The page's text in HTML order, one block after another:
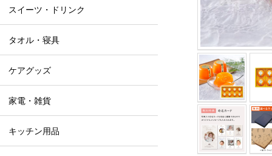
スイーツ・ドリンク
タオル・寝具
ケアグッズ
家電・雑貨
キッチン用品